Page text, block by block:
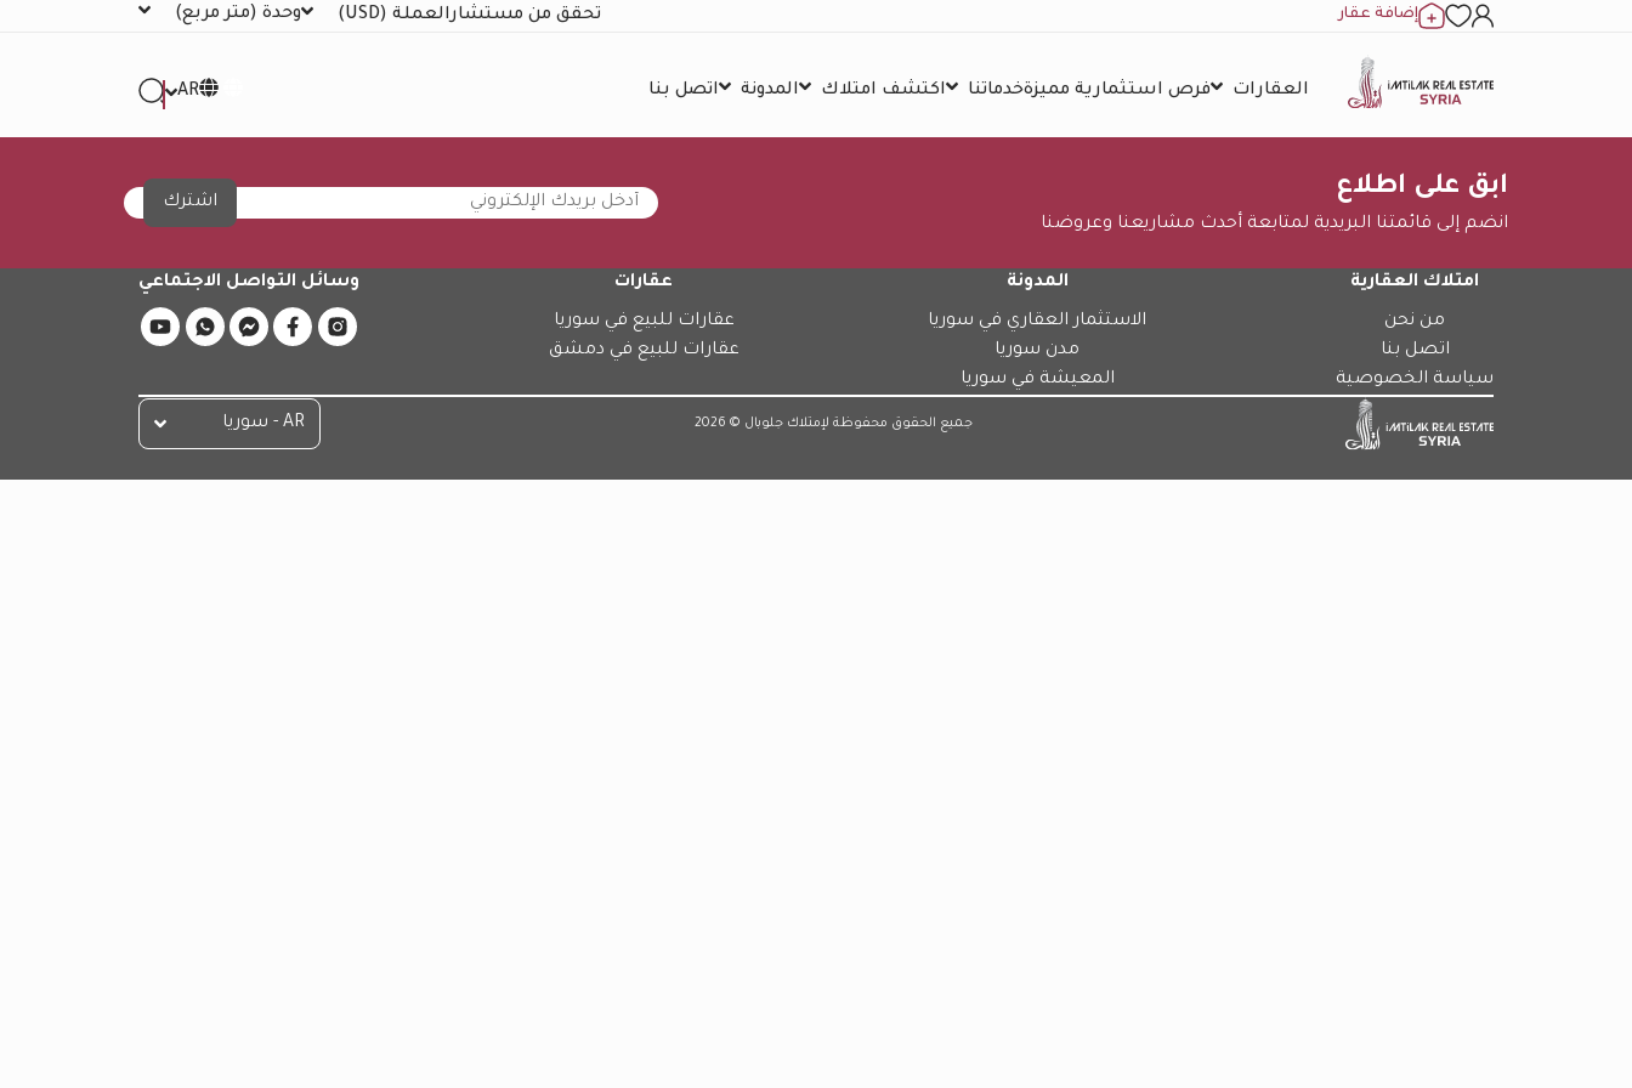
إضافة عقار تحقق من مستشارالعملة (USD) وحدة (متر مربع)
العقارات فرص استثمارية مميزةخدماتنا اكتشف امتلاك المدونة اتصل بنا AR
ابق على اطلاع
انضم إلى قائمتنا البريدية لمتابعة أحدث مشاريعنا وعروضنا
اشترك
امتلاك العقارية
من نحن
اتصل بنا
سياسة الخصوصية
المدونة
الاستثمار العقاري في سوريا
مدن سوريا
المعيشة في سوريا
عقارات
عقارات للبيع في سوريا
عقارات للبيع في دمشق
وسائل التواصل الاجتماعي
جميع الحقوق محفوظة لإمتلاك جلوبال © 2026 AR - سوريا